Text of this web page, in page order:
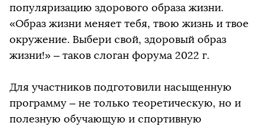
популяризацию здорового образа жизни.
«Образ жизни меняет тебя, твою жизнь и твое
окружение. Выбери свой, здоровый образ
жизни!» – таков слоган форума 2022 г.
Для участников подготовили насыщенную
программу – не только теоретическую, но и
полезную обучающую и спортивную